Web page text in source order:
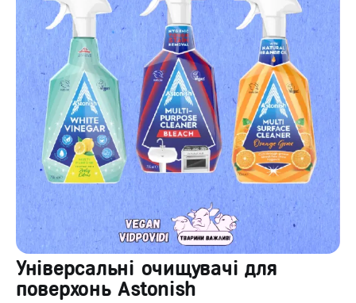
Універсальні очищувачі для
поверхонь Astonish